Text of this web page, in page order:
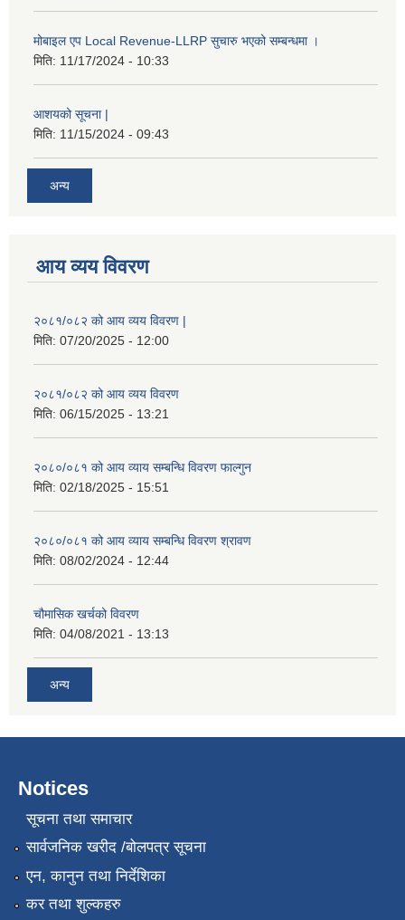
मोबाइल एप Local Revenue-LLRP सुचारु भएको सम्बन्धमा ।
मिति: 11/17/2024 - 10:33
आशयको सूचना |
मिति: 11/15/2024 - 09:43
अन्य
आय व्यय विवरण
२०८१/०८२ को आय व्यय विवरण |
मिति: 07/20/2025 - 12:00
२०८१/०८२ को आय व्यय विवरण
मिति: 06/15/2025 - 13:21
२०८०/०८१ को आय व्याय सम्बन्धि विवरण फाल्गुन
मिति: 02/18/2025 - 15:51
२०८०/०८१ को आय व्याय सम्बन्धि विवरण श्रावण
मिति: 08/02/2024 - 12:44
चौमासिक खर्चको विवरण
मिति: 04/08/2021 - 13:13
अन्य
Notices
सूचना तथा समाचार
सार्वजनिक खरीद /बोलपत्र सूचना
एन, कानुन तथा निर्देशिका
कर तथा शुल्कहरु